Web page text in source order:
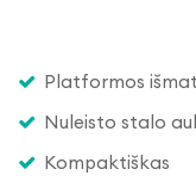
Platformos
Nuleisto stalo
Kompaktiškas